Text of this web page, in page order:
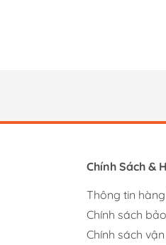
Chính Sách &
Thông tin
Chính sách
Chính sách